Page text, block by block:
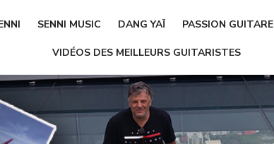
SENNI MUSIC DANG YAÏ PASSION GUITARE
VIDÉOS DES MEILLEURS GUITARISTES